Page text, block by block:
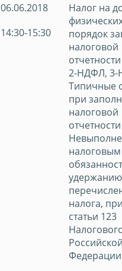
06.06.2018
14:30-15:30
Налог на
порядок
налоговой
2-НДФЛ,
Типичные
при
налоговой
налога,
статьи 123